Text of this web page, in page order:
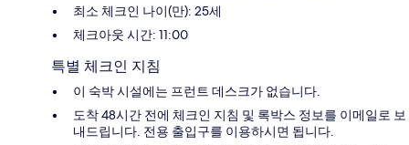
최소 체크인 나이(만): 25세
체크아웃 시간: 11:00
특별 체크인 지침
이 숙박 시설에는 프런트 데스크가 없습니다.
도착 48시간 전에 체크인 지침 및 록박스 정보를 이메일로 보
내드립니다. 전용 출입구를 이용하시면 됩니다.